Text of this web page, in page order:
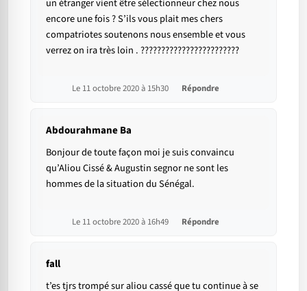
un étranger vient être sélectionneur chez nous
encore une fois ? S’ils vous plait mes chers
compatriotes soutenons nous ensemble et vous
verrez on ira très loin . ????????????????????????
Le 11 octobre 2020 à 15h30 Répondre
Abdourahmane Ba
Bonjour de toute façon moi je suis convaincu
qu’Aliou Cissé & Augustin segnor ne sont les
hommes de la situation du Sénégal.
Le 11 octobre 2020 à 16h49 Répondre
fall
t’es tjrs trompé sur aliou cassé que tu continue à se